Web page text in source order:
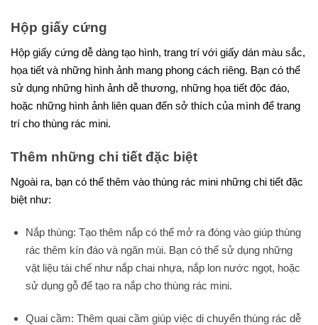
Hộp giấy cứng
Hộp giấy cứng dễ dàng tạo hình, trang trí với giấy dán màu sắc,
họa tiết và những hình ảnh mang phong cách riêng. Bạn có thể
sử dụng những hình ảnh dễ thương, những họa tiết độc đáo,
hoặc những hình ảnh liên quan đến sở thích của mình để trang
trí cho thùng rác mini.
Thêm những chi tiết đặc biệt
Ngoài ra, bạn có thể thêm vào thùng rác mini những chi tiết đặc
biệt như:
Nắp thùng: Tạo thêm nắp có thể mở ra đóng vào giúp thùng
rác thêm kín đáo và ngăn mùi. Bạn có thể sử dụng những
vật liệu tái chế như nắp chai nhựa, nắp lon nước ngọt, hoặc
sử dụng gỗ để tạo ra nắp cho thùng rác mini.
Quai cầm: Thêm quai cầm giúp việc di chuyển thùng rác dễ